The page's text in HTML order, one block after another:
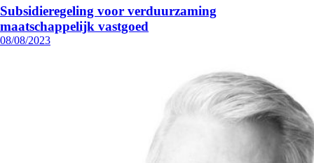
Subsidieregeling voor verduurzaming
maatschappelijk vastgoed
08/08/2023